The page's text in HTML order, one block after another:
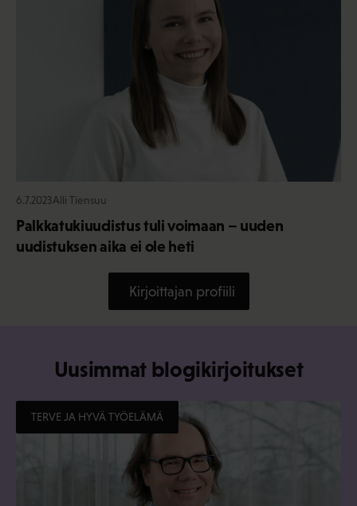
6.7.2023Alli Tiensuu
Palkkatukiuudistus tuli voimaan – uuden
uudistuksen aika ei ole heti
Kirjoittajan profiili
Uusimmat blogikirjoitukset
TERVE JA HYVÄ TYÖELÄMÄ